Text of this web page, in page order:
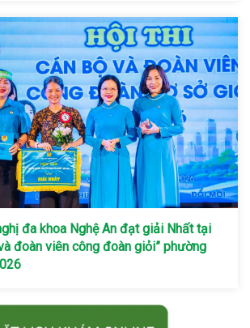
đa khoa Nghệ An đạt giải Nhất tại
đoàn viên công đoàn giỏi” phường